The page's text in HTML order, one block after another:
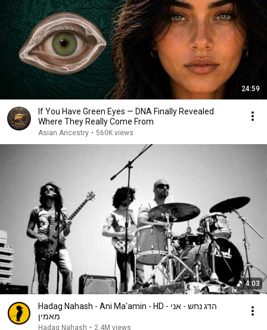
24:59
If You Have Green Eyes — DNA Finally Revealed
Where They Really Come From
Asian Ancestry • 560K views
4:03
Hadag Nahash - Ani Ma'amin - HD - הדג נחש - אני
מאמין
Hadag Nahash • 2.4M views